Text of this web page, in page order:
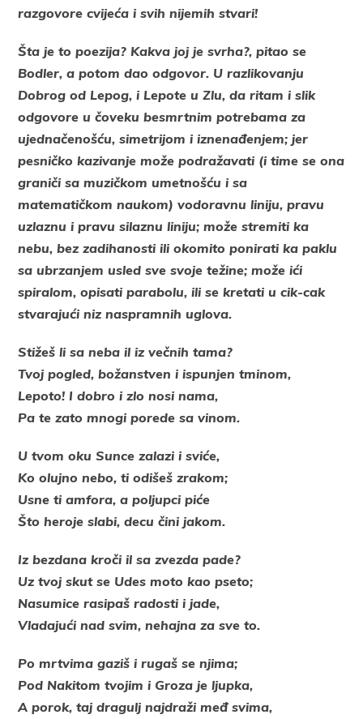
razgovore cvijeća i svih nijemih stvari!
Šta je to poezija? Kakva joj je svrha?, pitao se
Bodler, a potom dao odgovor. U razlikovanju
Dobrog od Lepog, i Lepote u Zlu, da ritam i slik
odgovore u čoveku besmrtnim potrebama za
ujednačenošću, simetrijom i iznenađenjem; jer
pesničko kazivanje može podražavati (i time se ona
graniči sa muzičkom umetnošću i sa
matematičkom naukom) vodoravnu liniju, pravu
uzlaznu i pravu silaznu liniju; može stremiti ka
nebu, bez zadihanosti ili okomito ponirati ka paklu
sa ubrzanjem usled sve svoje težine; može ići
spiralom, opisati parabolu, ili se kretati u cik-cak
stvarajući niz naspramnih uglova.
Stižeš li sa neba il iz večnih tama?
Tvoj pogled, božanstven i ispunjen tminom,
Lepoto! I dobro i zlo nosi nama,
Pa te zato mnogi porede sa vinom.
U tvom oku Sunce zalazi i sviće,
Ko olujno nebo, ti odišeš zrakom;
Usne ti amfora, a poljupci piće
Što heroje slabi, decu čini jakom.
Iz bezdana kroči il sa zvezda pade?
Uz tvoj skut se Udes moto kao pseto;
Nasumice rasipaš radosti i jade,
Vladajući nad svim, nehajna za sve to.
Po mrtvima gaziš i rugaš se njima;
Pod Nakitom tvojim i Groza je ljupka,
A porok, taj dragulj najdraži međ svima,